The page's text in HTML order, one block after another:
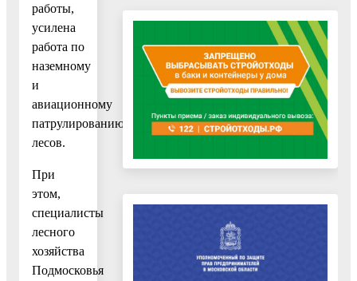
работы,
усилена
работа по
наземному
и
авиационному
патрулированию
лесов.
При
этом,
специалисты
лесного
хозяйства
Подмосковья